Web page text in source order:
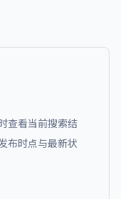
查看当前搜索结
布时点与最新状